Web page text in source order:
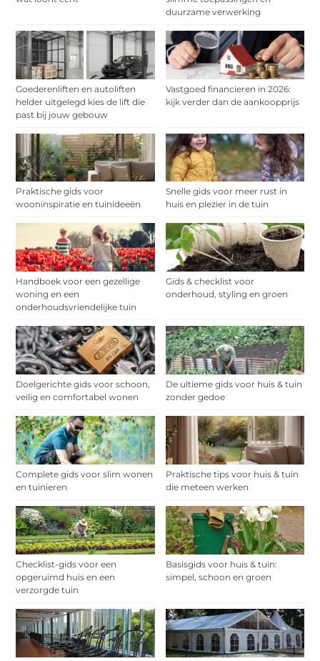
duurzame verwerking
Goederenliften en autoliften
helder uitgelegd kies de lift die
past bij jouw gebouw
Vastgoed financieren in 2026:
kijk verder dan de aankoopprijs
Praktische gids voor
wooninspiratie en tuinideeën
Snelle gids voor meer rust in
huis en plezier in de tuin
Handboek voor een gezellige
woning en een
onderhoudsvriendelijke tuin
Gids & checklist voor
onderhoud, styling en groen
Doelgerichte gids voor schoon,
veilig en comfortabel wonen
De ultieme gids voor huis & tuin
zonder gedoe
Complete gids voor slim wonen
en tuinieren
Praktische tips voor huis & tuin
die meteen werken
Checklist-gids voor een
opgeruimd huis en een
verzorgde tuin
Basisgids voor huis & tuin:
simpel, schoon en groen